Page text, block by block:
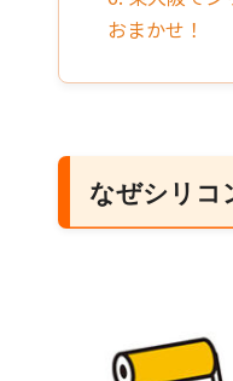
おまかせ！
なぜシリコ